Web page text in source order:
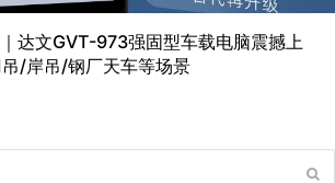
达文GVT-973强固型车载电脑震撼上
/岸吊/钢厂天车等场景